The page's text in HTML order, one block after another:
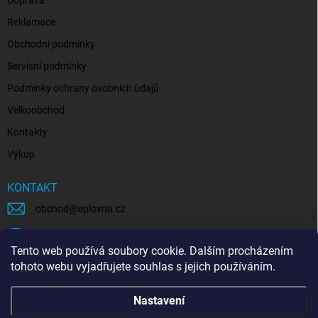
Tento web používá soubory cookie. Dalším procházením
tohoto webu vyjadřujete souhlas s jejich používáním.
Nastavení
Reklamace
Obchodní podmínky
Servisní podmínky
Podmínky ochrany osobních údajů
Velkoobchod
Kontakty
Výkup
KONTAKT
obchod @eplovna.cz
eplovna.cz